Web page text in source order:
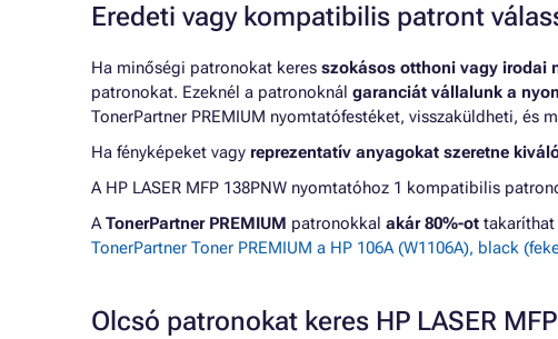
Eredeti vagy kompatibilis patront
Ha minőségi patronokat keres szokásos otthoni vagy irodai
patronokat. Ezeknél a patronoknál garanciát vállalunk a
TonerPartner PREMIUM nyomtatófestéket, visszaküldheti, és
Ha fényképeket vagy reprezentatív anyagokat szeretne
A HP LASER MFP 138PNW nyomtatóhoz 1 kompatibilis
ATonerPartner PREMIUM patronokkal akár 80%-ot takaríthat
TonerPartner Toner PREMIUM a HP 106A (W1106A), black
Olcsó patronokat keres HP LASER